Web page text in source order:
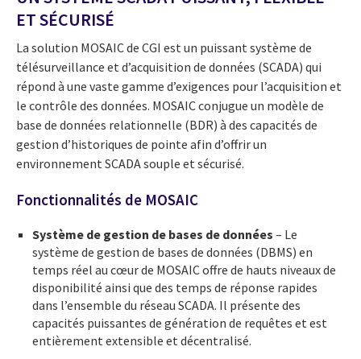
ET SÉCURISÉ
La solution MOSAIC de CGI est un puissant système de
télésurveillance et d’acquisition de données (SCADA) qui
répond à une vaste gamme d’exigences pour l’acquisition et
le contrôle des données. MOSAIC conjugue un modèle de
base de données relationnelle (BDR) à des capacités de
gestion d’historiques de pointe afin d’offrir un
environnement SCADA souple et sécurisé.
Fonctionnalités de MOSAIC
Système de gestion de bases de données – Le
système de gestion de bases de données (DBMS) en
temps réel au cœur de MOSAIC offre de hauts niveaux de
disponibilité ainsi que des temps de réponse rapides
dans l’ensemble du réseau SCADA. Il présente des
capacités puissantes de génération de requêtes et est
entièrement extensible et décentralisé.